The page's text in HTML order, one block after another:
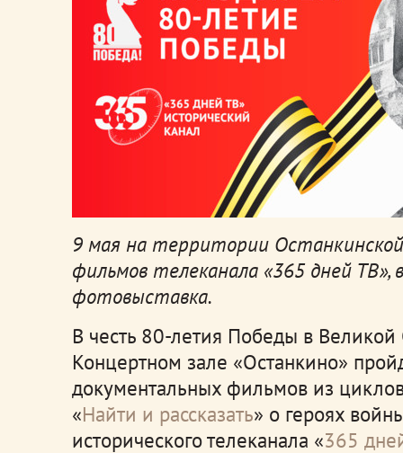
9 мая на территории
фильмов телеканала «365 дней ТВ»,
фотовыставка.
В честь 80-летия Победы в
Концертном зале «Останкино»
документальных фильмов из
«Найти и рассказать» о героях
исторического телеканала «365